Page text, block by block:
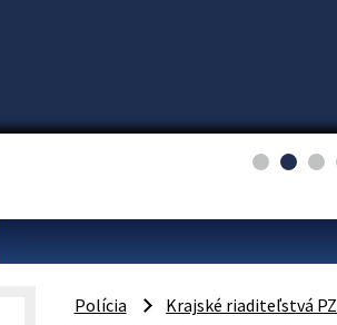
Polícia Krajské riaditeľstvá PZ